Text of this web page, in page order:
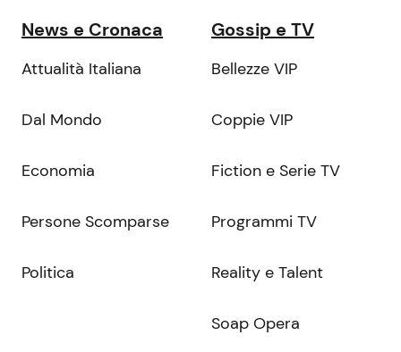
News e Cronaca
Attualità Italiana
Dal Mondo
Economia
Persone Scomparse
Politica
Gossip e TV
Bellezze VIP
Coppie VIP
Fiction e Serie TV
Programmi TV
Reality e Talent
Soap Opera